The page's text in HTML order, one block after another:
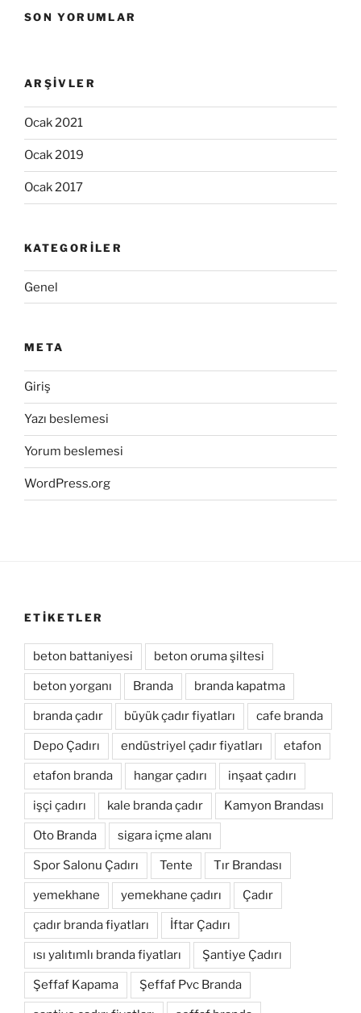
SON YORUMLAR
ARŞIVLER
Ocak 2021
Ocak 2019
Ocak 2017
KATEGORILER
Genel
META
Giriş
Yazı beslemesi
Yorum beslemesi
WordPress.org
ETİKETLER
beton battaniyesi beton oruma şiltesi
beton yorganı Branda branda kapatma
branda çadır büyük çadır fiyatları cafe branda
Depo Çadırı endüstriyel çadır fiyatları etafon
etafon branda hangar çadırı inşaat çadırı
işçi çadırı kale branda çadır Kamyon Brandası
Oto Branda sigara içme alanı
Spor Salonu Çadırı Tente Tır Brandası
yemekhane yemekhane çadırı Çadır
çadır branda fiyatları İftar Çadırı
ısı yalıtımlı branda fiyatları Şantiye Çadırı
Şeffaf Kapama Şeffaf Pvc Branda